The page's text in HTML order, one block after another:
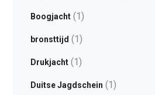
Boogjacht(1)
bronsttijd (1)
Drukjacht(1)
Duitse Jagdschein (1)